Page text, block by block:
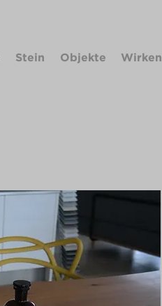
Stein Objekte Wirken